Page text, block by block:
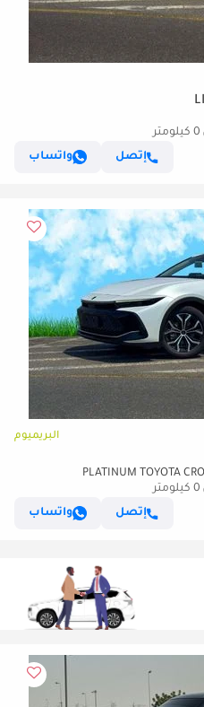
0 كيلومتر
إتصل
واتساب
البريميوم
0 كيلومتر
إتصل
واتساب